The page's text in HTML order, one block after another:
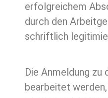
erfolgreichem
durch den
schriftlich
Die Anmeldung zu
bearbeitet